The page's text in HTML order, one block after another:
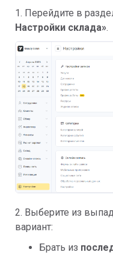
1. Перейдите в
Настройки склада».
2. Выберите из
вариант:
Брать из